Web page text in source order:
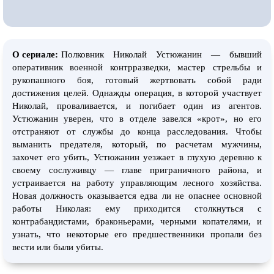
О сериале: Полковник Николай Устюжанин — бывший
оперативник военной контрразведки, мастер стрельбы и
рукопашного боя, готовый жертвовать собой ради
достижения целей. Однажды операция, в которой участвует
Николай, проваливается, и погибает один из агентов.
Устюжанин уверен, что в отделе завелся «крот», но его
отстраняют от службы до конца расследования. Чтобы
выманить предателя, который, по расчетам мужчины,
захочет его убить, Устюжанин уезжает в глухую деревню к
своему сослуживцу — главе приграничного района, и
устраивается на работу управляющим лесного хозяйства.
Новая должность оказывается едва ли не опаснее основной
работы Николая: ему приходится столкнуться с
контрабандистами, браконьерами, черными копателями, и
узнать, что некоторые его предшественники пропали без
вести или были убиты.